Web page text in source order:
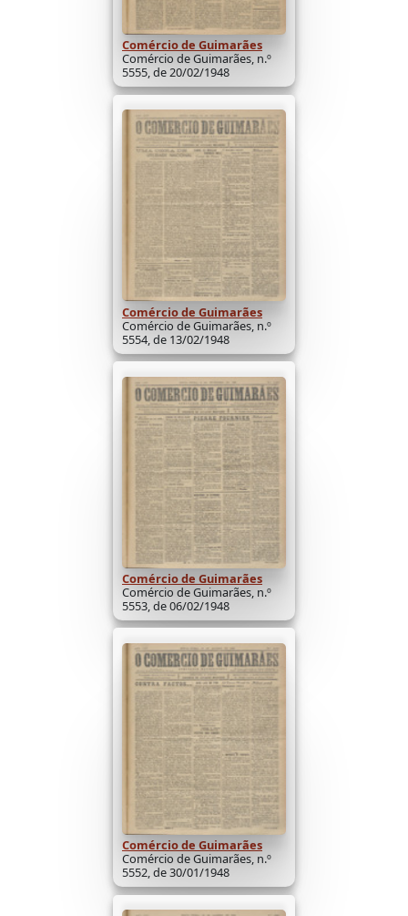
Comércio de Guimarães
Comércio de Guimarães, n.º
5555, de 20/02/1948
Comércio de Guimarães
Comércio de Guimarães, n.º
5554, de 13/02/1948
Comércio de Guimarães
Comércio de Guimarães, n.º
5553, de 06/02/1948
Comércio de Guimarães
Comércio de Guimarães, n.º
5552, de 30/01/1948